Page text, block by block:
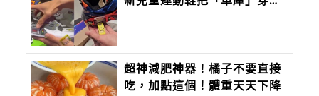
超神減肥神器！橘子不要直接
吃，加點這個！體重天天下降